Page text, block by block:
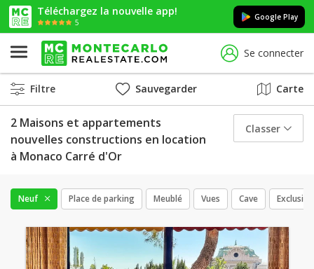
Téléchargez la nouvelle app!
5
Google Play
Se connecter
Filtre Sauvegarder Carte
2 Maisons et appartements
nouvelles constructions en location
à Monaco Carré d'Or
Classer
Neuf Place de parking Meublé Vues Cave Exclusif